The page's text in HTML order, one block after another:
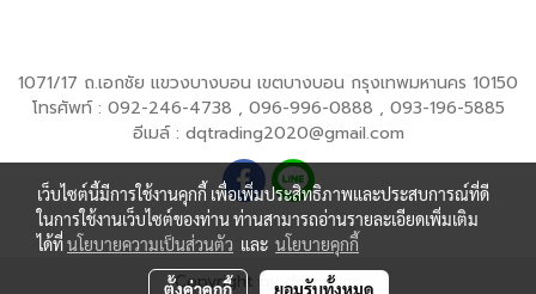
1071/17 ถ.เอกชัย แขวงบางบอน เขตบางบอน กรุงเทพมหานคร 10150
โทรศัพท์ : 092-246-4738 , 096-996-0888 , 093-196-5885
อีเมล์ : dqtrading2020@gmail.com
Copyright by dqtrading
เว็บไซต์นี้มีการใช้งานคุกกี้ เพื่อเพิ่มประสิทธิภาพและประสบการณ์ที่ดี
ในการใช้งานเว็บไซต์ของท่าน ท่านสามารถอ่านรายละเอียดเพิ่มเติม
ได้ที่นโยบายความเป็นส่วนตัว และ นโยบายคุกกี้
ตั้งค่าคุกกี้ ยอมรับทั้งหมด